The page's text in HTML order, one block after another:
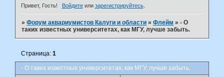
Привет, Гость! Войдитеили зарегистрируйтесь.
»Форум аквариумистов Калуги и области »Флейм »- О
таких известных университетах, как МГУ, лучше забыть.
- О таких известных университетах, как МГУ, лучше забыть.
Страница:1